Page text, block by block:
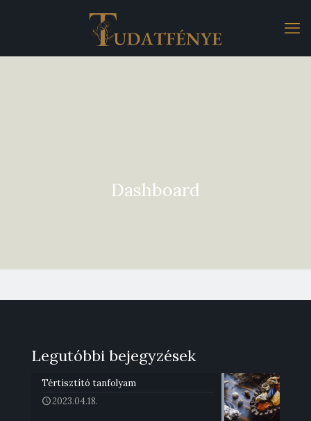
Dashboard
Legutóbbi bejegyzések
Tértisztító tanfolyam
2023.04.18.